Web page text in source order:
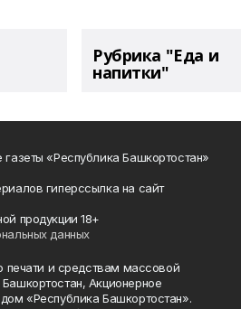
Рубрика "Еда и
напитки"
«Республика Башкортостан»
гиперссылка на сайт
продукции 18+
данных
печати и средствам массовой
Акционерное
«Республика Башкортостан».